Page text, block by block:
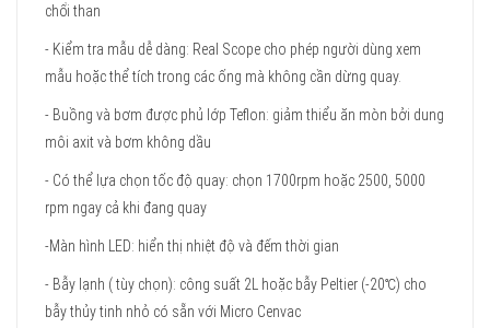
chổi than
- Kiểm tra mẫu dễ dàng: Real Scope cho phép người dùng xem
mẫu hoặc thể tích trong các ống mà không cần dừng quay.
- Buồng và bơm được phủ lớp Teflon: giảm thiểu ăn mòn bởi dung
môi axit và bơm không dầu
- Có thể lựa chọn tốc độ quay: chọn 1700rpm hoặc 2500, 5000
rpm ngay cả khi đang quay
-Màn hình LED: hiển thị nhiệt độ và đếm thời gian
- Bẫy lạnh ( tùy chọn): công suất 2L hoặc bẫy Peltier (-20℃) cho
bẫy thủy tinh nhỏ có sẵn với Micro Cenvac